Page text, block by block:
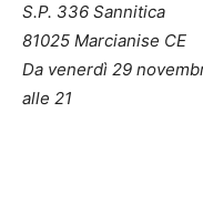
S.P. 336 Sannitica
81025 Marcianise CE
Da venerdì 29
alle 21